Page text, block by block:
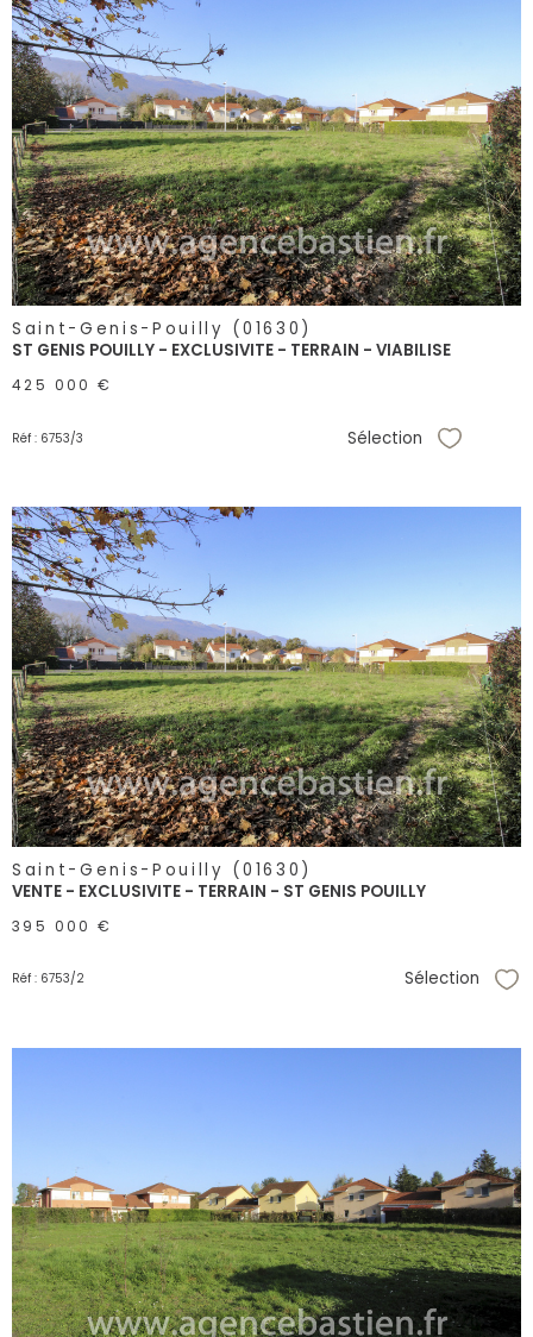
voir le
bien
Saint-Genis-Pouilly (01630)
ST GENIS POUILLY - EXCLUSIVITE - TERRAIN - VIABILISE
425 000 €
Réf : 6753/3 Sélection
voir le
bien
Saint-Genis-Pouilly (01630)
VENTE - EXCLUSIVITE - TERRAIN - ST GENIS POUILLY
395 000 €
Réf : 6753/2 Sélection
voir le
bien